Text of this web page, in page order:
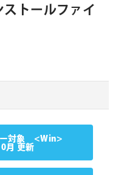
ストールファイ
ー対象 <Win>
月 更新